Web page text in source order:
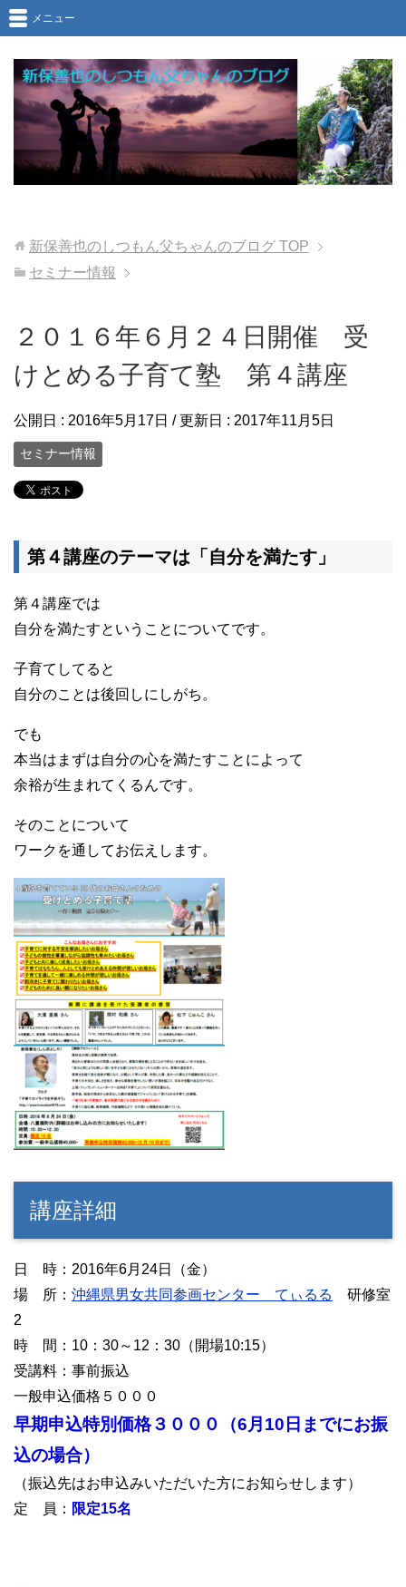
メニュー
新保善也のしつもん父ちゃんのブログ TOP
セミナー情報
２０１６年６月２４日開催 受
けとめる子育て塾 第４講座
公開日 : 2016年5月17日 / 更新日 : 2017年11月5日
セミナー情報
第４講座のテーマは「自分を満たす」
第４講座では
自分を満たすということについてです。
子育てしてると
自分のことは後回しにしがち。
でも
本当はまずは自分の心を満たすことによって
余裕が生まれてくるんです。
そのことについて
ワークを通してお伝えします。
講座詳細
日 時：2016年6月24日（金）
場 所： 沖縄県男女共同参画センター てぃるる
研修室
2
時 間：10：30～12：30（開場10:15）
受講料：事前振込
一般申込価格５０００
早期申込特別価格３０００（6月10日までにお振
込の場合）
（振込先はお申込みいただいた方にお知らせします）
定 員： 限定15名